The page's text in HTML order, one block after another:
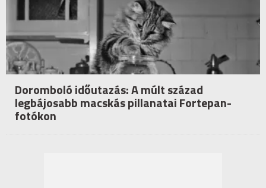
Doromboló időutazás: A múlt század
legbájosabb macskás pillanatai Fortepan-
fotókon